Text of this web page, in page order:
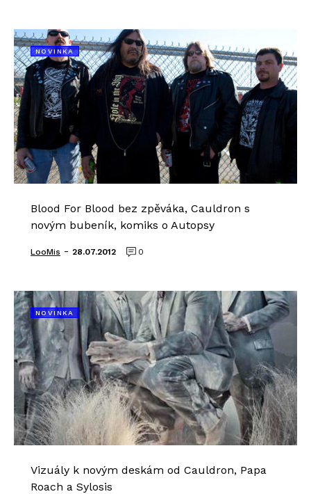
NOVINKA
Blood For Blood bez zpěváka, Cauldron s
novým bubeník, komiks o Autopsy
LooMis - 28.07.2012 0
NOVINKA
Vizuály k novým deskám od Cauldron, Papa
Roach a Sylosis